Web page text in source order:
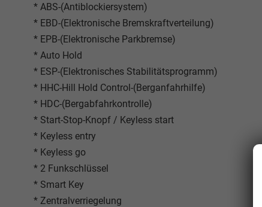
* ABS-(Antiblockiersystem)
* EBD-(Elektronische Bremskraftverteilung)
* EPB-(Elektronische Parkbremse)
* Auto Hold
* ESP-(Elektronisches Stabilitätsprogramm)
* HHC-Hill Hold Control-(Berganfahrhilfe)
* HDC-(Bergabfahrkontrolle)
* Start-Stop-Knopf / Keyless start
* Keyless entry
* Keyless go
* 2 Funkschlüssel
* Smart Key
* Zentralverriegelung